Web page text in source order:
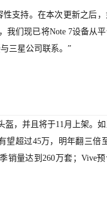
性支持。在本次更新之后
我们现已将Note 7设备从
三星公司联系。”
盔，并且将于11月上架。
望超过45万，明年翻三倍
销量达到260万套；Vive